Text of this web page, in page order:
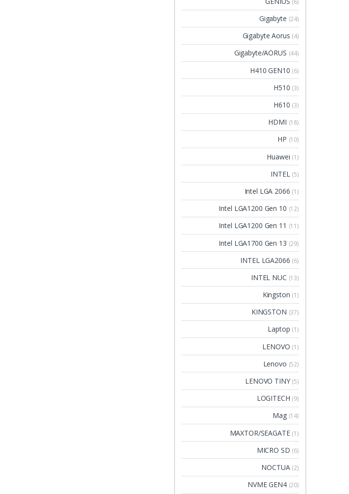
(6)
Gigabyte (24)
Gigabyte Aorus (4)
Gigabyte/AORUS (44)
H410 GEN10 (6)
H510 (3)
H610 (3)
HDMI (18)
HP (10)
Huawei (1)
INTEL (5)
Intel LGA 2066 (1)
Intel LGA1200 Gen 10 (12)
Intel LGA1200 Gen 11 (11)
Intel LGA1700 Gen 13 (29)
INTEL LGA2066 (6)
INTEL NUC (13)
Kingston (1)
KINGSTON (37)
Laptop (1)
LENOVO (1)
Lenovo (52)
LENOVO TINY (5)
LOGITECH (9)
Mag (14)
MAXTOR/SEAGATE (1)
MICRO SD (6)
NOCTUA (2)
NVME GEN4 (20)